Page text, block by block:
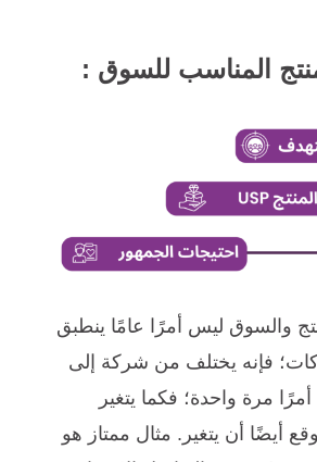
المناسب للسوق :
والسوق ليس أمرًا عامًا ينطبق
فإنه يختلف من شركة إلى
مرة واحدة؛ فكما يتغير
أيضًا أن يتغير. مثال ممتاز هو